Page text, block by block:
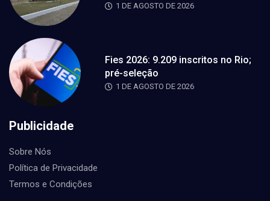
1 DE AGOSTO DE 2026
Fies 2026: 9.209 inscritos no Rio;
pré-seleção
1 DE AGOSTO DE 2026
Publicidade
Sobre Nós
Política de Privacidade
Termos e Condições